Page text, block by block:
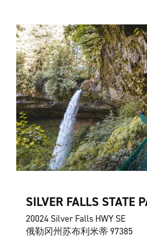
SILVER FALLS STATE
20024 Silver Falls HWY SE
俄勒冈州苏布利米蒂 97385